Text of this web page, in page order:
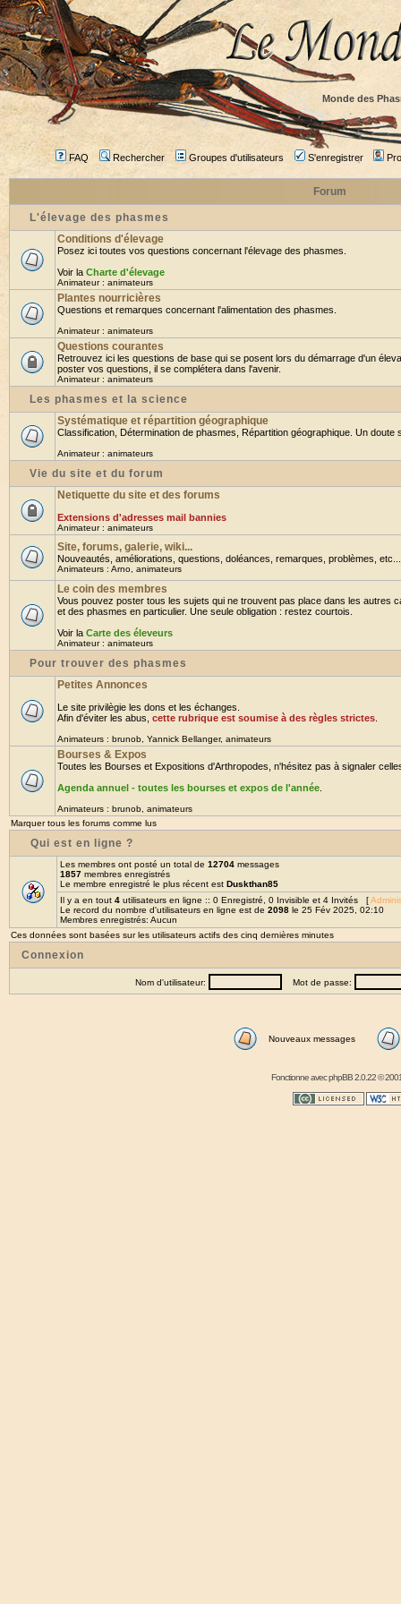
Monde des
FAQ Rechercher Groupes d'utilisateurs S'enregistrer
Forum
L'élevage des phasmes
Conditions d'élevage
Posez ici toutes vos questions concernant l'élevage des phasmes.
Voir la Charte d'élevage
Animateur : animateurs
Plantes nourricières
Questions et remarques concernant l'alimentation des phasmes.
Animateur : animateurs
Questions courantes
Retrouvez ici les questions de base qui se posent lors du démarrage d'un
poster vos questions, il se complétera dans l'avenir.
Animateur : animateurs
Les phasmes et la science
Systématique et répartition géographique
Classification, Détermination de phasmes, Répartition géographique. Un doute
Animateur : animateurs
Vie du site et du forum
Netiquette du site et des forums
Extensions d'adresses mail bannies
Animateur : animateurs
Site, forums, galerie, wiki...
Nouveautés, améliorations, questions, doléances, remarques, problèmes,
Animateurs : Arno animateurs
Le coin des membres
Vous pouvez poster tous les sujets qui ne trouvent pas place dans les autres
et des phasmes en particulier. Une seule obligation : restez courtois.
Voir la Carte des éleveurs
Animateur : animateurs
Pour trouver des phasmes
Petites Annonces
Le site privilègie les dons et les échanges.
Afin d'éviter les abus, cette rubrique est soumise à des règles strictes
Animateurs : brunob Yannick Bellanger, animateurs
Bourses & Expos
Toutes les Bourses et Expositions d'Arthropodes, n'hésitez pas à signaler
Agenda annuel - toutes les bourses et expos de l'année
Animateurs : brunob animateurs
Marquer tous les forums comme lus
Qui est en ligne ?
Les membres ont posté un total de 12704 messages
1857 membres enregistrés
Le membre enregistré le plus récent est Duskthan85
Il y a en tout 4 utilisateurs en ligne :: 0 Enregistré, 0 Invisible et 4 Invités [
Le record du nombre d'utilisateurs en ligne est de 2098 le 25 Fév 2025, 02:10
Membres enregistrés: Aucun
Ces données sont basées sur les utilisateurs actifs des cinq dernières minutes
Connexion
Nom d'utilisateur: Mot de passe:
Nouveaux messages
Fonctionne avecphpBB2.0.22 ©